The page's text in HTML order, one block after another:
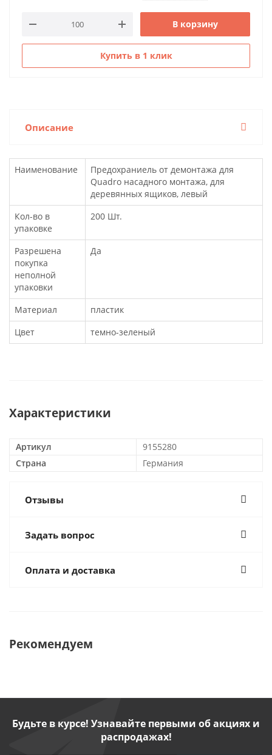
В корзину
Купить в 1 клик
Описание
Наименование
Предохраниель от демонтажа для
Quadro насадного монтажа, для
деревянных ящиков, левый
Кол-во в
упаковке
200 Шт.
Разрешена
покупка
неполной
упаковки
Да
Материал
пластик
Цвет
темно-зеленый
Характеристики
Артикул
9155280
Страна
Германия
Отзывы
Задать вопрос
Оплата и доставка
Рекомендуем
Будьте в курсе! Узнавайте первыми об акциях и
распродажах!